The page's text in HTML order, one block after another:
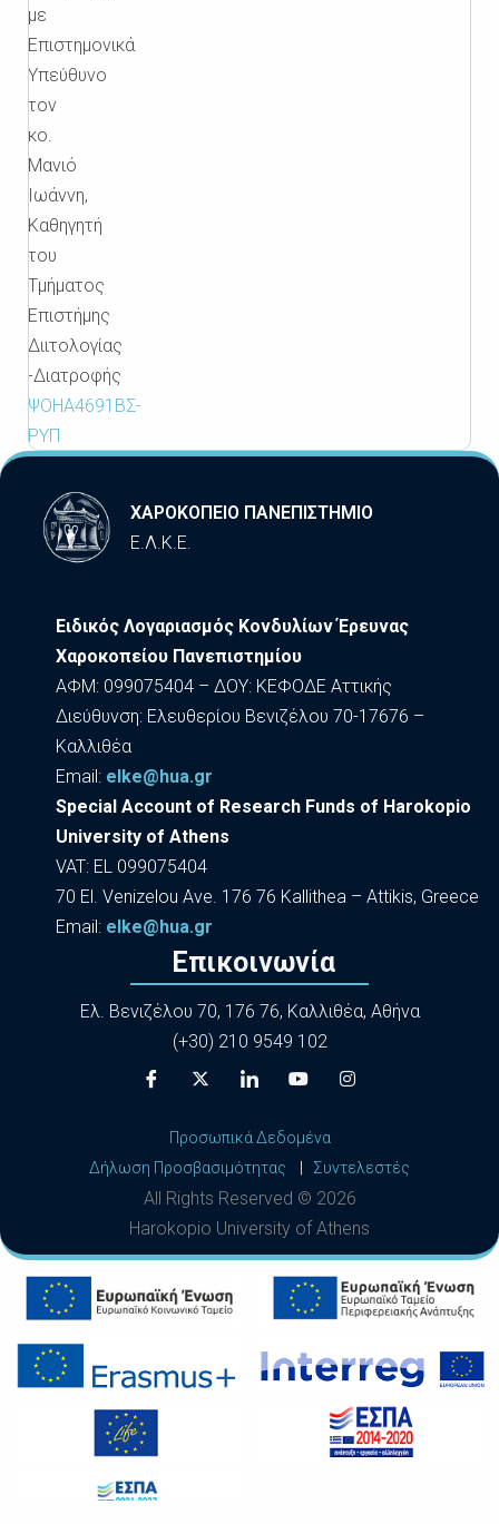
με
Επιστημονικά
Υπεύθυνο
τον
κο.
Μανιό
Ιωάννη,
Καθηγητή
του
Τμήματος
Επιστήμης
Διιτολογίας
-Διατροφής
ΨΟΗΑ4691ΒΣ-
ΡΥΠ
ΧΑΡΟΚΟΠΕΙΟ ΠΑΝΕΠΙΣΤΗΜΙΟ
Ε.Λ.Κ.Ε.
Ειδικός Λογαριασμός Κονδυλίων Έρευνας
Χαροκοπείου Πανεπιστημίου
ΑΦΜ: 099075404 – ΔΟΥ: ΚΕΦΟΔΕ Αττικής
Διεύθυνση: Ελευθερίου Βενιζέλου 70-17676 –
Καλλιθέα
Εmail: elke@hua.gr
Special Account of Research Funds of Harokopio
University of Athens
VAT: EL 099075404
70 El. Venizelou Ave. 176 76 Kallithea – Attikis, Greece
Εmail: elke@hua.gr
Επικοινωνία
Ελ. Βενιζέλου 70, 176 76, Καλλιθέα, Αθήνα
(+30) 210 9549 102
Προσωπικά Δεδομένα
Δήλωση Προσβασιμότητας
Συντελεστές
All Rights Reserved © 2026
Harokopio University of Athens